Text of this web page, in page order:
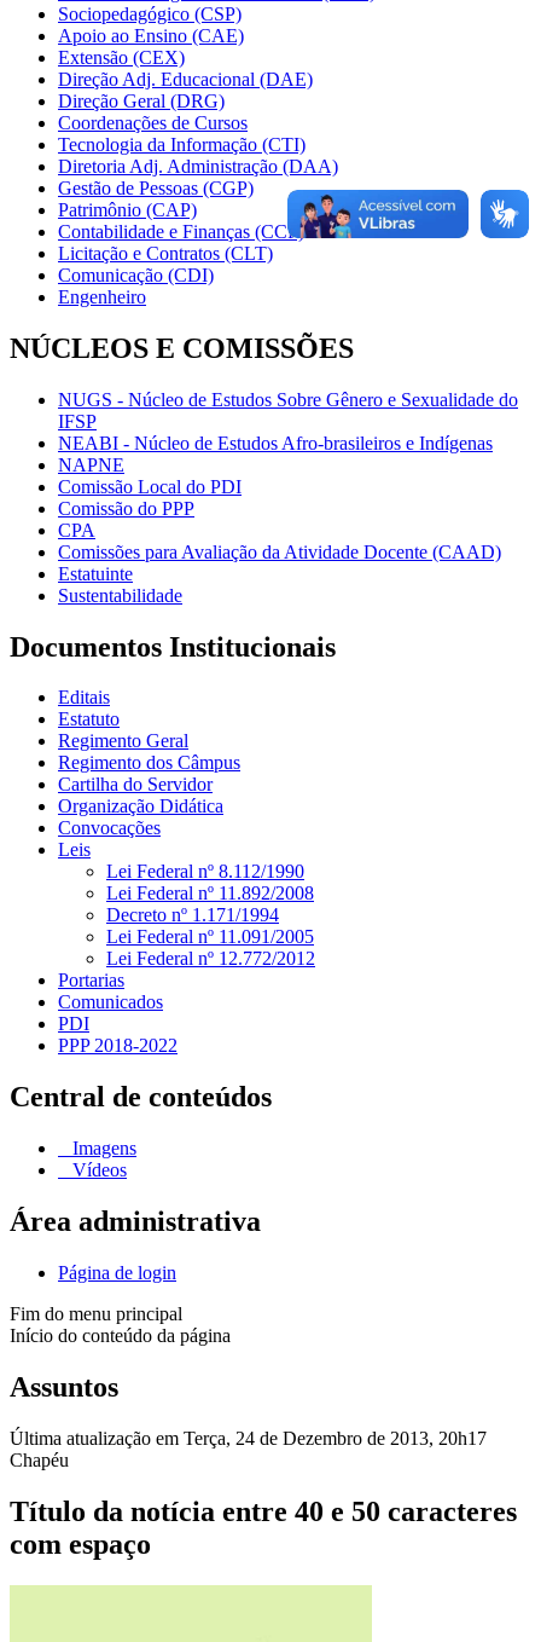
Sociopedagógico (CSP)
Apoio ao Ensino (CAE)
Extensão (CEX)
Direção Adj. Educacional (DAE)
Direção Geral (DRG)
Coordenações de Cursos
Tecnologia da Informação (CTI)
Diretoria Adj. Administração (DAA)
Gestão de Pessoas (CGP)
Patrimônio (CAP)
Contabilidade e Finanças (CCF)
Licitação e Contratos (CLT)
Comunicação (CDI)
Engenheiro
NÚCLEOS E COMISSÕES
NUGS - Núcleo de Estudos Sobre Gênero e Sexualidade do
IFSP
NEABI - Núcleo de Estudos Afro-brasileiros e Indígenas
NAPNE
Comissão Local do PDI
Comissão do PPP
CPA
Comissões para Avaliação da Atividade Docente (CAAD)
Estatuinte
Sustentabilidade
Documentos Institucionais
Editais
Estatuto
Regimento Geral
Regimento dos Câmpus
Cartilha do Servidor
Organização Didática
Convocações
Leis
Lei Federal nº 8.112/1990
Lei Federal nº 11.892/2008
Decreto nº 1.171/1994
Lei Federal nº 11.091/2005
Lei Federal nº 12.772/2012
Portarias
Comunicados
PDI
PPP 2018-2022
Central de conteúdos
Imagens
Vídeos
Área administrativa
Página de login
Fim do menu principal
Início do conteúdo da página
Assuntos
Última atualização em Terça, 24 de Dezembro de 2013, 20h17
Chapéu
Título da notícia entre 40 e 50 caracteres
com espaço